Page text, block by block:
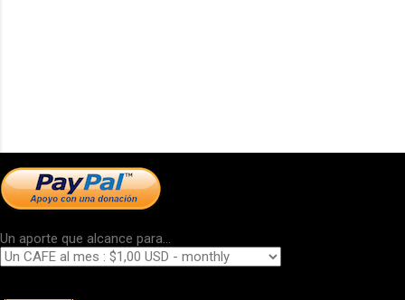
Un aporte que alcance para...